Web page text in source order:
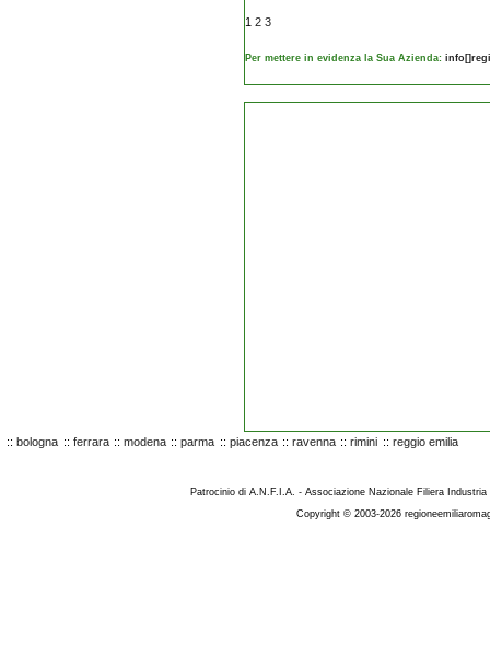
1 2 3
Per mettere in evidenza la Sua Azienda:
:: bologna :: ferrara :: modena :: parma :: piacenza :: ravenna :: rimini :: reggio emilia
Patrocinio di A.N.F.I.A. - Associazione Nazionale Filiera
Copyright © 2003-2026